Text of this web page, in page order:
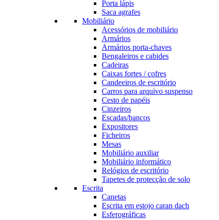
Porta lápis
Saca agrafes
Mobiliário
Acessórios de mobiliário
Armários
Armários porta-chaves
Bengaleiros e cabides
Cadeiras
Caixas fortes / cofres
Candeeiros de escritório
Carros para arquivo suspenso
Cesto de papéis
Cinzeiros
Escadas/bancos
Expositores
Ficheiros
Mesas
Mobiliário auxiliar
Mobiliário informático
Relógios de escritório
Tapetes de protecção de solo
Escrita
Canetas
Escrita em estojo caran dach
Esferográficas